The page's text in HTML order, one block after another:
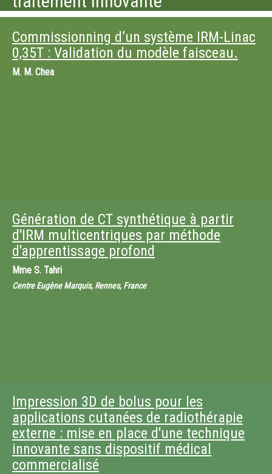
Commissionning d’un système IRM-Linac
0,35T : Validation du modèle faisceau.
M. M. Chea
Génération de CT synthétique à partir
d'IRM multicentriques par méthode
d'apprentissage profond
Mme S. Tahri
Centre Eugène Marquis, Rennes, France
Impression 3D de bolus pour les
applications cutanées de radiothérapie
externe : mise en place d'une technique
innovante sans dispositif médical
commercialisé